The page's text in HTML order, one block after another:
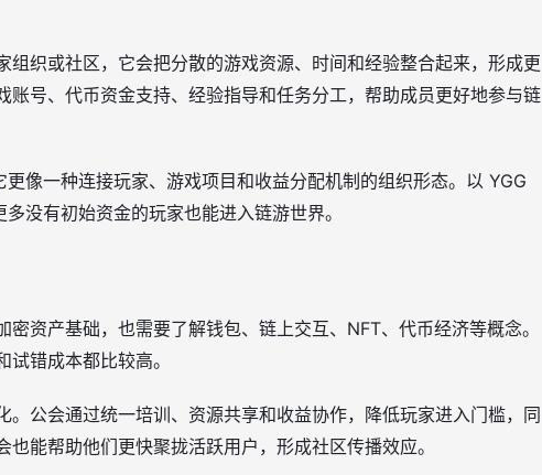
组织或社区，它会把分散的游戏资源、时间和经验整合起来，形成更
账号、代币资金支持、经验指导和任务分工，帮助成员更好地参与链
像一种连接玩家、游戏项目和收益分配机制的组织形态。以 YGG
没有初始资金的玩家也能进入链游世界。
资产基础，也需要了解钱包、链上交互、NFT、代币经济等概念。
错成本都比较高。
公会通过统一培训、资源共享和收益协作，降低玩家进入门槛，同
能帮助他们更快聚拢活跃用户，形成社区传播效应。